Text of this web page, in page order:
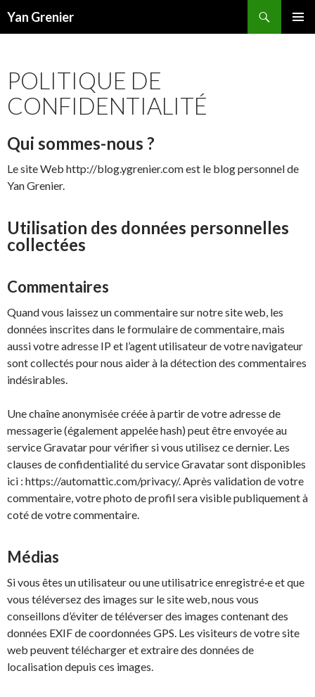
Yan Grenier
POLITIQUE DE
CONFIDENTIALITÉ
Qui sommes-nous ?
Le site Web http://blog.ygrenier.com est le blog personnel de
Yan Grenier.
Utilisation des données personnelles
collectées
Commentaires
Quand vous laissez un commentaire sur notre site web, les
données inscrites dans le formulaire de commentaire, mais
aussi votre adresse IP et l’agent utilisateur de votre navigateur
sont collectés pour nous aider à la détection des commentaires
indésirables.
Une chaîne anonymisée créée à partir de votre adresse de
messagerie (également appelée hash) peut être envoyée au
service Gravatar pour vérifier si vous utilisez ce dernier. Les
clauses de confidentialité du service Gravatar sont disponibles
ici : https://automattic.com/privacy/. Après validation de votre
commentaire, votre photo de profil sera visible publiquement à
coté de votre commentaire.
Médias
Si vous êtes un utilisateur ou une utilisatrice enregistré·e et que
vous téléversez des images sur le site web, nous vous
conseillons d’éviter de téléverser des images contenant des
données EXIF de coordonnées GPS. Les visiteurs de votre site
web peuvent télécharger et extraire des données de
localisation depuis ces images.